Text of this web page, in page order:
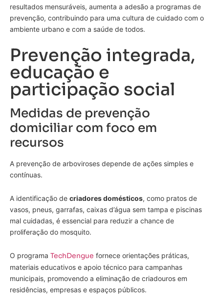
resultados mensuráveis, aumenta a adesão a programas de
prevenção, contribuindo para uma cultura de cuidado com o
ambiente urbano e com a saúde de todos.
Prevenção integrada,
educação e
participação social
Medidas de prevenção
domiciliar com foco em
recursos
A prevenção de arboviroses depende de ações simples e
contínuas.
A identificação de criadores domésticos, como pratos de
vasos, pneus, garrafas, caixas d’água sem tampa e piscinas
mal cuidadas, é essencial para reduzir a chance de
proliferação do mosquito.
O programa TechDengue fornece orientações práticas,
materiais educativos e apoio técnico para campanhas
municipais, promovendo a eliminação de criadouros em
residências, empresas e espaços públicos.